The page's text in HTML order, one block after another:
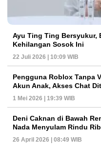
Ayu Ting Ting Bersyukur,
Kehilangan Sosok Ini
22 Juli 2026 | 10:09 WIB
Pengguna Roblox Tanpa
Akun Anak, Akses Chat
1 Mei 2026 | 19:39 WIB
Deni Caknan di Bawah
Nada Menyulam Rindu
26 April 2026 | 08:49 WIB